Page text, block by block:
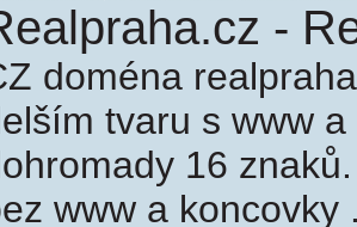
-
doména
tvaru s www
16
www a